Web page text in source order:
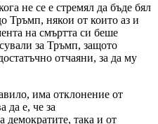
не се е стремял да бъде бял
Тръмп, някои от които аз и
на смъртта си беше
за Тръмп, защото
отчаяни, за да му
има отклонение от
да е, че за
демократите, така и от